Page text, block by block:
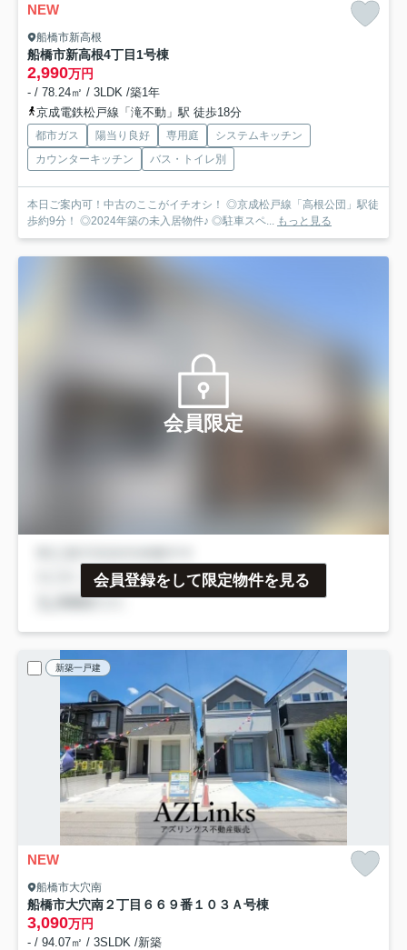
NEW
船橋市新高根
船橋市新高根4丁目1号棟
2,990万円
- / 78.24㎡ / 3LDK /築1年
京成電鉄松戸線「滝不動」駅 徒歩18分
都市ガス 陽当り良好 専用庭
システムキッチン
カウンターキッチン
バス・トイレ別
本日ご案内可！中古のここがイチオシ！ ◎京成松戸線「高根公団」駅徒
歩約9分！ ◎2024年築の未入居物件♪ ◎駐車スペ... もっと見る
会員限定
会員登録をして限定物件を見る
新築一戸建
NEW
船橋市大穴南
船橋市大穴南２丁目６６９番１０３ Ａ号棟
3,090万円
- / 94.07㎡ / 3SLDK /新築